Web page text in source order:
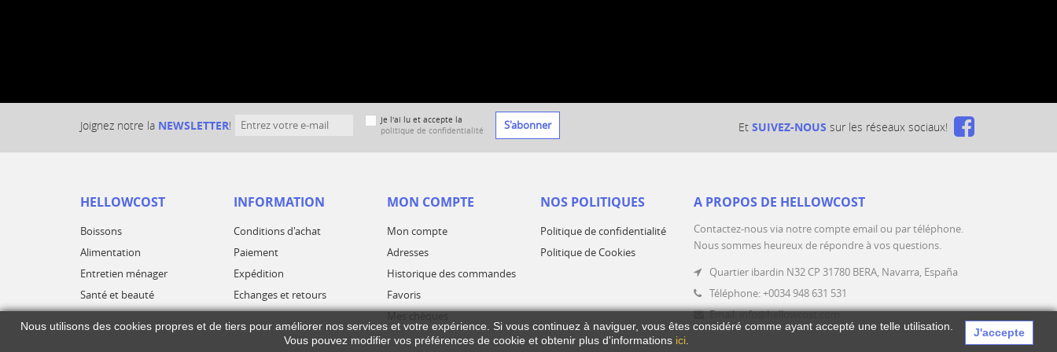
Joignez notre la NEWSLETTER!
Je l'ai lu et accepte la
politique de confidentialité
S'abonner Et SUIVEZ-NOUS sur les réseaux sociaux!
HELLOWCOST
Boissons
Alimentation
Entretien ménager
Santé et beauté
INFORMATION
Conditions d'achat
Paiement
Expédition
Echanges et retours
MON COMPTE
Mon compte
Adresses
Historique des commandes
Favoris
NOS POLITIQUES
Politique de confidentialité
Politique de Cookies
A PROPOS DE HELLOWCOST
Contactez-nous via notre compte email ou par téléphone.
Nous sommes heureux de répondre à vos questions.
Quartier ibardin N32 CP 31780 BERA, Navarra, España
Téléphone: +0034 948 631 531
Email: info@hellowcost.com
Nous utilisons des cookies propres et de tiers pour améliorer nos services et votre expérience. Si vous continuez à naviguer, vous êtes considéré comme ayant accepté une telle utilisation.
Vous pouvez modifier vos préférences de cookie et obtenir plus d'informations ici
J'accepte